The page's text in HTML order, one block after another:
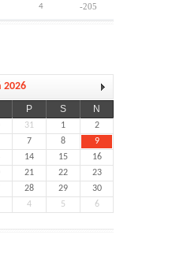
4 -205
2026
P S N
31 1
2
7 8
9
14 15
16
21 22
23
28 29
30
4 5 6